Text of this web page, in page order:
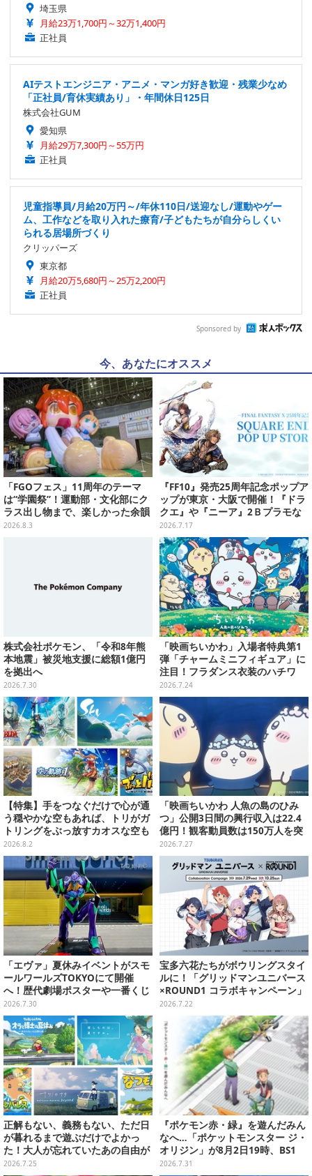
埼玉県
月給23万1,700円～32万1,400円
正社員
AIテストエンジニア・アニメ・マンガ好き歓迎・残業少なめ
「正社員/育休実績あり」・年間休日125日
株式会社GUM
愛知県
月給29万7,300円～55万円
正社員
児童指導員/月給20万円～/年休110日/送迎なし/運動やゲー
ム、工作などを取り入れた療育/子どもたちが自分らしくい
られる居場所づくり
クリッパーズ
東京都
月給20万5,680円～25万2,200円
正社員
Sponsored by
今、あなたにオススメ
「FGOフェス」11周年のテーマ
は“学園祭”！運動部・文化部にク
ラス出し物まで、楽しかった余韻
が残る思い出を写真たっぷりでお
2026.8.3
『FF10』発売25周年記念ポップア
ップが東京・大阪で開催！『ドラ
クエ』や『ニーア』2Ｂプラモな
ども販売
2026.7.17
株式会社ポケモン、「令和8年熊
本地震」被災地支援に総額1億円
を拠出へ
2026.7.30
「映画ちいかわ」入場者特典第1
弾「チャームミニフィギュア」に
注目！フラダンス衣装のハチワ
レ、うさぎら全8種類
2026.7.24
【特集】手をつなぐだけで心が通
う穏やかな空もあれば、トリがガ
トリングをぶっ放すカオスな空も
ある！“空”がテーマのおすすめゲ
ーム5選
2026.8.2
「映画ちいかわ 人魚の島のひみ
つ」公開3日間の興行収入は22.4
億円！観客動員数は150万人を突
破
2026.7.27
「エヴァ」夏休みイベントがスモ
ールワールズTOKYOにて開催
へ！歴代劇場ポスターや一番くじ
商品の展示、オリジナルグッズ・
限定メニュー販売も
2026.7.30
宝多六花たちがボウリングスタイ
ルに！「グリッドマンユニバース
×ROUND1 コラボキャンペーン」
開催決定、企画やグッズ販売を実
2026.7.22
正解もない、義務もない、ただ日
が暮れるまで遊ぶだけでよかっ
た！大人が忘れていたあの自由が
蘇るノスタルジー夏休みゲームお
2026.7.25
『ポケモン赤・緑』を遊んだみん
なへ…「ポケットモンスター ジ・
オリジン」が8月2日19時、BS1
2・日曜アニメ劇場で放送！
2026.7.31